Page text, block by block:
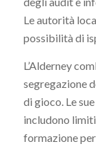
Le autorità
possibilità di
L’Alderney
segregazione
di gioco. Le
includono
formazione